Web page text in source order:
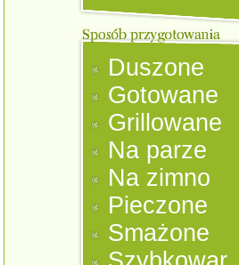
Duszone
Gotowane
Grillowane
Na parze
Na zimno
Pieczone
Smażone